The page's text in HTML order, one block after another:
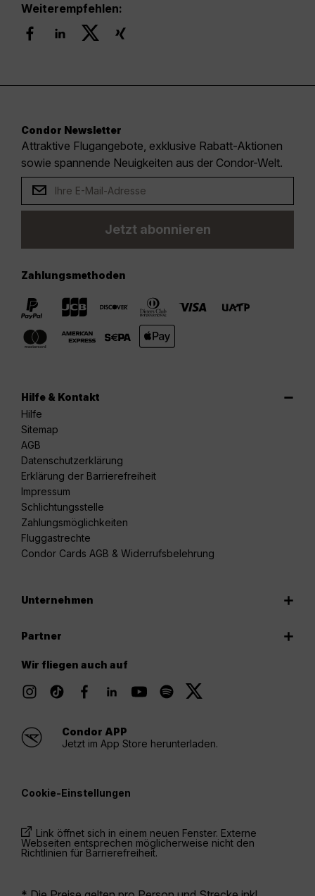
Weiterempfehlen:
Condor Newsletter
Attraktive Flugangebote, exklusive Rabatt-Aktionen
sowie spannende Neuigkeiten aus der Condor-Welt.
Jetzt abonnieren
Zahlungsmethoden
Hilfe & Kontakt
Hilfe
Sitemap
AGB
Datenschutzerklärung
Erklärung der Barrierefreiheit
Impressum
Schlichtungsstelle
Zahlungsmöglichkeiten
Fluggastrechte
Condor Cards AGB & Widerrufsbelehrung
Unternehmen
Partner
Wir fliegen auch auf
Condor APP
Jetzt im App Store herunterladen.
Cookie-Einstellungen
Link öffnet sich in einem neuen Fenster. Externe
Webseiten entsprechen möglicherweise nicht den
Richtlinien für Barrierefreiheit.